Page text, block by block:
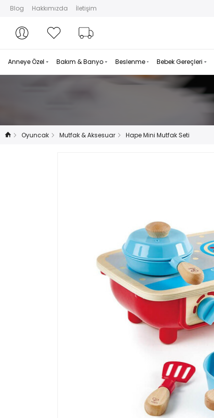
Blog Hakkımızda İletişim
Hesabım
Hesabım Favorilerim
Anneye Özel Bakım & Banyo Beslenme Bebek Gereçleri
Oyuncak Mutfak & Aksesuar Hape Mini Mutfak Seti